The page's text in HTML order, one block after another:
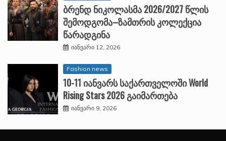
ბრენდ ნიკოლასმა 2026/2027 წლის
შემოდგომა–ზამთრის კოლექცია
წარადგინა
იანვარი 12, 2026
Fashion news
10-11 იანვარს საქართველოში World
Rising Stars 2026 გაიმართება
იანვარი 9, 2026